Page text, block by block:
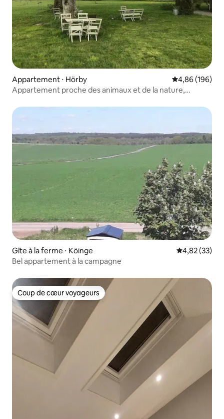
Appartement ⋅ Hörby Évaluation
4,86 (196)
Appartement proche des animaux et de la nature,
Gîte à la ferme ⋅ Köinge Évaluation
4,82 (33)
Bel appartement à la campagne
Coup de cœur voyageurs
Coup de cœur voyageurs